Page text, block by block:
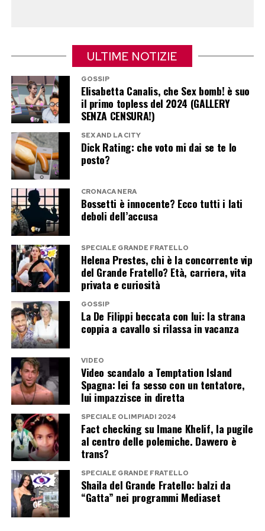
Il duetto con Maria De Filippi a Tu sì
que vales
Mentre il Grande Fratello insiste, Casalino ha già
scelto un altro palcoscenico Mediaset. Ha infatti
registrato una partecipazione a Tu sì que vales,
dove sarà protagonista nello spazio dedicato al
Lip Sync insieme a Maria De Filippi.
Il duetto promette di diventare uno dei
momenti più curiosi della trasmissione. Casalino
vestirà i panni di Zucchero, mentre Maria De
Filippi interpreterà Loredana Bertè. Un
accostamento che difficilmente sarebbe venuto
in mente anche al più fantasioso degli autori
televisivi: l’ex portavoce del premier e la regina
di Canale 5 trasformati in due icone della musica
italiana.
La presenza a Tu sì que vales dimostra che
Casalino non ha chiuso affatto la porta alla
televisione. La vera domanda riguarda il tipo di
televisione che intende scegliere. Una
performance ironica accanto a Maria De Filippi
richiede una sera di leggerezza. Il Grande
Fratello, invece, significherebbe settimane di
convivenza, esposizione continua e inevitabili
incursioni nel passato politico e privato.
ULTIME NOTIZIE
GOSSIP
Elisabetta Canalis, che Sex bomb! è suo
il primo topless del 2024 (GALLERY
SENZA CENSURA!)
SEX AND LA CITY
Dick Rating: che voto mi dai se te lo
posto?
CRONACA NERA
Bossetti è innocente? Ecco tutti i lati
deboli dell’accusa
SPECIALE GRANDE FRATELLO
Helena Prestes, chi è la concorrente vip
del Grande Fratello? Età, carriera, vita
privata e curiosità
GOSSIP
La De Filippi beccata con lui: la strana
coppia a cavallo si rilassa in vacanza
VIDEO
Video scandalo a Temptation Island
Spagna: lei fa sesso con un tentatore,
lui impazzisce in diretta
SPECIALE OLIMPIADI 2024
Fact checking su Imane Khelif, la pugile
al centro delle polemiche. Davvero è
trans?
SPECIALE GRANDE FRATELLO
Shaila del Grande Fratello: balzi da
“Gatta” nei programmi Mediaset